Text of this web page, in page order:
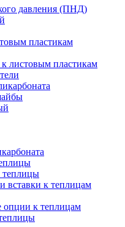
давления (ПНД)
пластикам
листовым пластикам
теплицы
вставки к теплицам
опции к теплицам